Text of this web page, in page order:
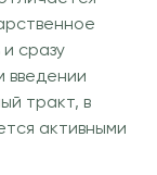
сразу
введении
тракт, в
активными